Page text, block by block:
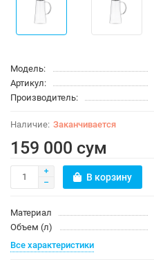
Модель:
Артикул:
Производитель:
Заканчивается
159 000 сум
В корзину
Материал
Объем (л)
Все характеристики